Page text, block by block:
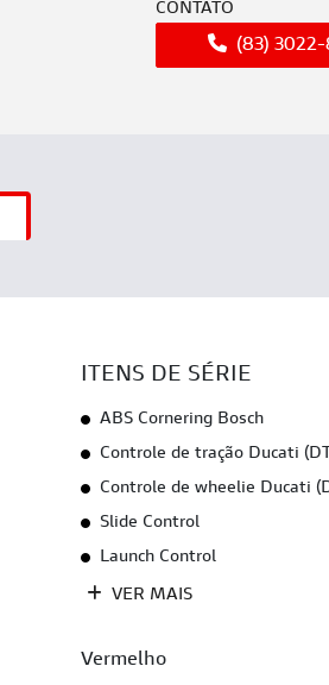
CONTATO
(83)
ITENS DE SÉRIE
ABS Cornering Bosch
Controle de tração Ducati
Controle de wheelie Ducati
Slide Control
Launch Control
VER MAIS
Vermelho